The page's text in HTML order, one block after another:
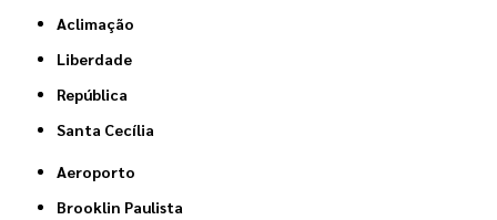
Aclimação
Liberdade
República
Santa Cecília
Aeroporto
Brooklin Paulista